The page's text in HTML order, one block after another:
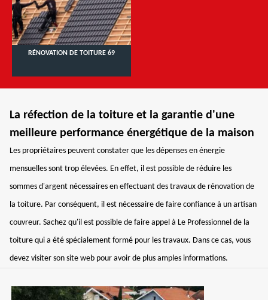
RÉNOVATION DE TOITURE 69
La réfection de la toiture et la garantie d'une
meilleure performance énergétique de la maison
Les propriétaires peuvent constater que les dépenses en énergie
mensuelles sont trop élevées. En effet, il est possible de réduire les
sommes d'argent nécessaires en effectuant des travaux de rénovation de
la toiture. Par conséquent, il est nécessaire de faire confiance à un artisan
couvreur. Sachez qu'il est possible de faire appel à Le Professionnel de la
toiture qui a été spécialement formé pour les travaux. Dans ce cas, vous
devez visiter son site web pour avoir de plus amples informations.